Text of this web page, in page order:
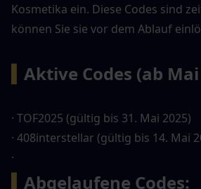
Kosmetika ein. Diese Codes sind
können Sie sie vor dem Ablauf
Aktive Codes (ab
· TOF2025 (gültig bis 31. Mai 2025)
· 408interstellar (gültig bis 14. Mai
·
Abgelaufene Codes: